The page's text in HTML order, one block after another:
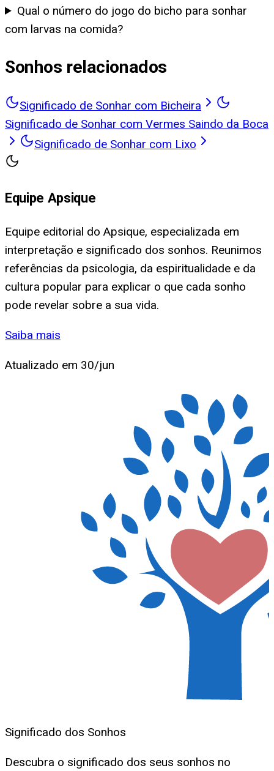
Qual o número do jogo do bicho para sonhar
com larvas na comida?
Sonhos relacionados
Significado de Sonhar com Bicheira
Significado de Sonhar com Vermes Saindo da Boca
Significado de Sonhar com Lixo
Equipe Apsique
Equipe editorial do Apsique, especializada em
interpretação e significado dos sonhos. Reunimos
referências da psicologia, da espiritualidade e da
cultura popular para explicar o que cada sonho
pode revelar sobre a sua vida.
Saiba mais
Atualizado em 30/jun
Significado dos Sonhos
Descubra o significado dos seus sonhos no